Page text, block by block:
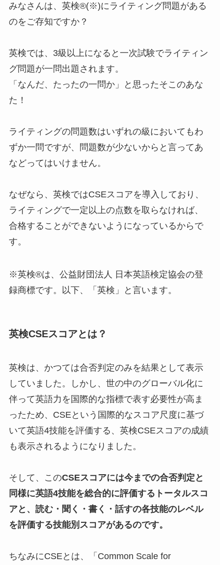
みなさんは、英検®(※)にライティング問題がある
のをご存知ですか？
英検では、3級以上になると一次試験でライティン
グ問題が一問出題されます。
「なんだ、たったの一問か」と思ったそこのあな
た！
ライティングの問題数はいずれの級においてもわ
ずか一問ですが、問題数が少ないからと言ってあ
などってはいけません。
なぜなら、英検ではCSEスコアを導入しており、
ライティングで一定以上の点数を取らなければ、
合格することができないようになっているからで
す。
※英検®は、公益財団法人 日本英語検定協会の登
録商標です。以下、「英検」と言います。
英検CSEスコアとは？
英検は、かつては合否判定のみを結果として表示
していました。しかし、世の中のグローバル化に
伴って英語力を国際的な指標で表す必要性が高ま
ったため、CSEという国際的なスコア尺度に基づ
いて英語4技能を評価する、英検CSEスコアの成績
も表示されるようになりました。
そして、このCSEスコアには今までの合否判定と
同様に英語4技能を総合的に評価するトータルスコ
アと、読む・聞く・書く・話すの各技能のレベル
を評価する技能別スコアがあるのです。
ちなみにCSEとは、「Common Scale for